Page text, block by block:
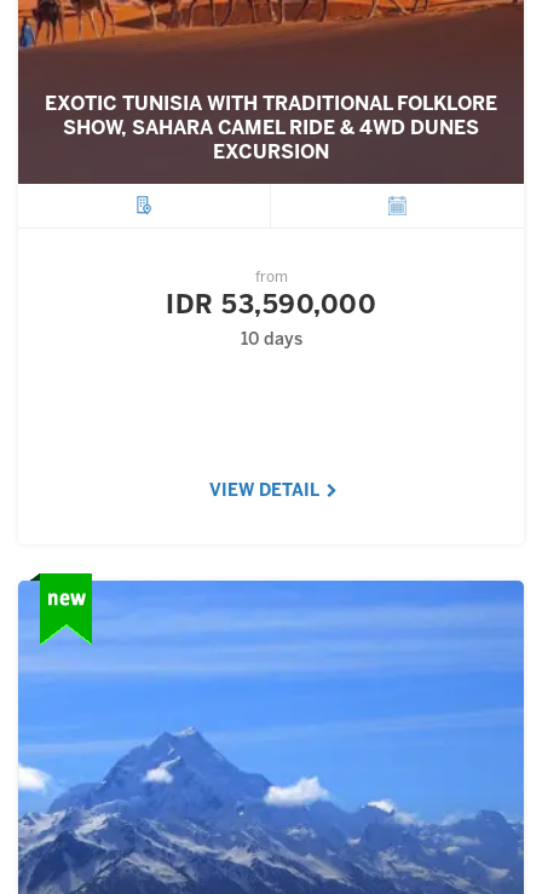
EXOTIC TUNISIA WITH TRADITIONAL FOLKLORE
SHOW, SAHARA CAMEL RIDE & 4WD DUNES
EXCURSION
from
IDR 53,590,000
10 days
VIEW DETAIL